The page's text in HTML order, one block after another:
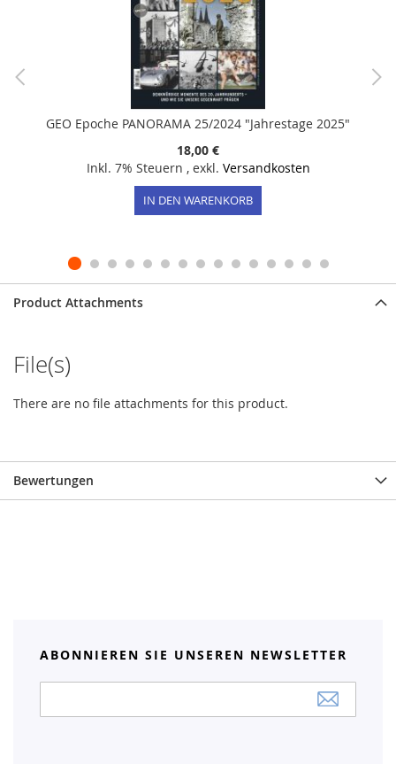
GEO Epoche PANORAMA 25/2024 "Jahrestage 2025"
18,00 €
Inkl. 7% Steuern , exkl. Versandkosten
IN DEN WARENKORB
Product Attachments
File(s)
There are no file attachments for this product.
Bewertungen
ABONNIEREN SIE UNSEREN NEWSLETTER
Newsletter: